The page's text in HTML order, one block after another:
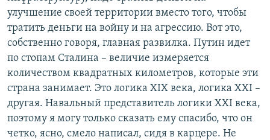
улучшение своей территории вместо того, чтобы
тратить деньги на войну и на агрессию. Вот это,
собственно говоря, главная развилка. Путин идет
по стопам Сталина – величие измеряется
количеством квадратных километров, которые эти
страна занимает. Это логика XIX века, логика XXI –
другая. Навальный представитель логики XXI века,
поэтому я могу только сказать ему спасибо, что он
четко, ясно, смело написал, сидя в карцере. Не